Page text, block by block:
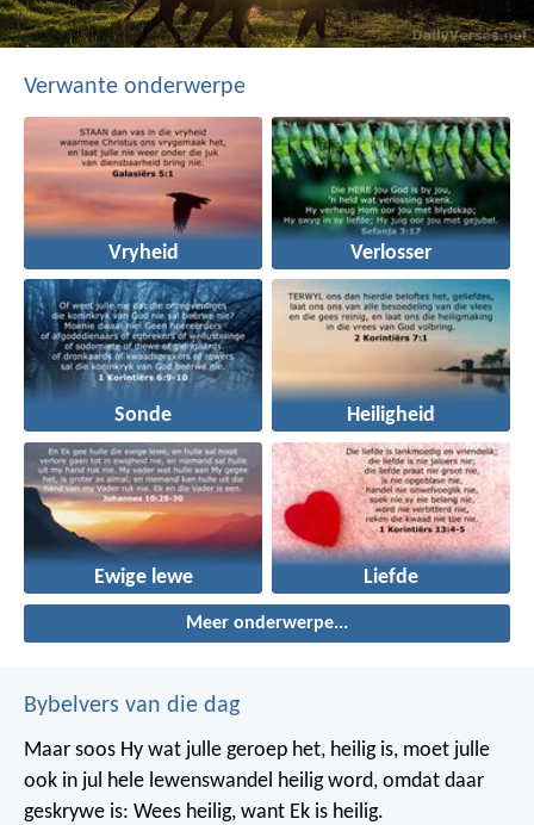
Verwante onderwerpe
Vryheid Verlosser
Sonde Heiligheid
Ewige lewe Liefde
Meer onderwerpe...
Bybelvers van die dag
Maar soos Hy wat julle geroep het, heilig is, moet julle
ook in jul hele lewenswandel heilig word, omdat daar
geskrywe is: Wees heilig, want Ek is heilig.